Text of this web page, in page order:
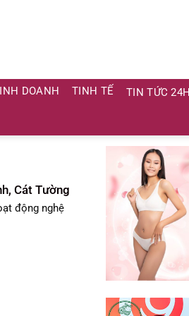
DOANH TINH TẾ TIN TỨC 24H
Cát Tường
động nghệ